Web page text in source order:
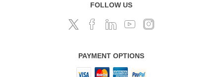
FOLLOW US
PAYMENT OPTIONS